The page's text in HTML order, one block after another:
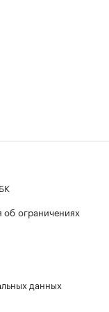
ограничениях
данных